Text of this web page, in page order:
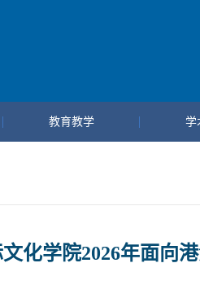
教育教学 学
化学院2026年面向